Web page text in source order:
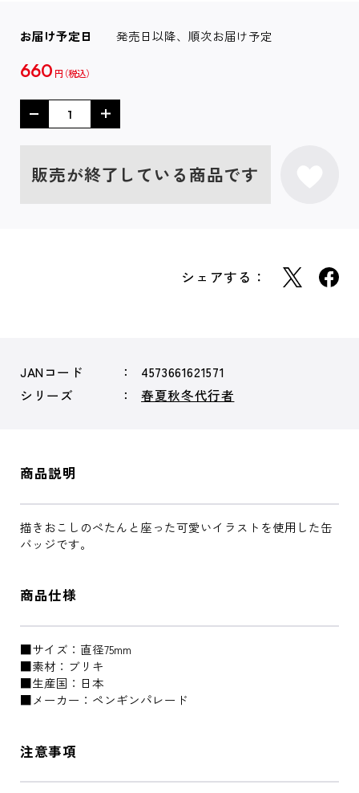
お届け予定日 発売日以降、順次お届け予定
660 円
販売が終了している商品です
シェアする：
JANコード
4573661621571
シリーズ
春夏秋冬代行者
商品説明
描きおこしのぺたんと座った可愛いイラストを使用した缶
バッジです。
商品仕様
■サイズ：直径75mm
■素材：ブリキ
■生産国：日本
■メーカー：ペンギンパレード
注意事項